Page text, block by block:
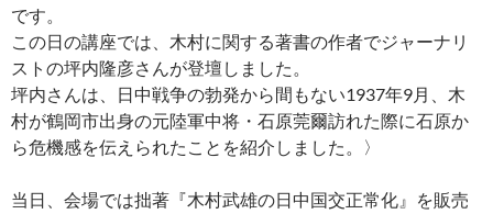
です。
この日の講座では、木村に関する著書の作者でジャーナリ
ストの坪内隆彦さんが登壇しました。
坪内さんは、日中戦争の勃発から間もない1937年9月、木
村が鶴岡市出身の元陸軍中将・石原莞爾訪れた際に石原か
ら危機感を伝えられたことを紹介しました。〉
当日、会場では拙著『木村武雄の日中国交正常化』を販売